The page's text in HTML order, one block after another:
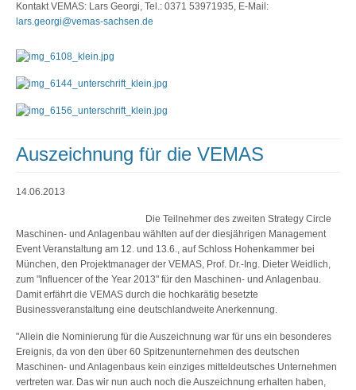
Kontakt VEMAS: Lars Georgi, Tel.: 0371 53971935, E-Mail:
lars.georgi@vemas-sachsen.de
Auszeichnung für die VEMAS
14.06.2013
Management Events
Die Teilnehmer des zweiten Strategy Circle
Maschinen- und Anlagenbau wählten auf der diesjährigen Management
Event Veranstaltung am 12. und 13.6., auf Schloss Hohenkammer bei
München, den Projektmanager der VEMAS, Prof. Dr.-Ing. Dieter Weidlich,
zum "Influencer of the Year 2013" für den Maschinen- und Anlagenbau.
Damit erfährt die VEMAS durch die hochkarätig besetzte
Businessveranstaltung eine deutschlandweite Anerkennung.
"Allein die Nominierung für die Auszeichnung war für uns ein besonderes
Ereignis, da von den über 60 Spitzenunternehmen des deutschen
Maschinen- und Anlagenbaus kein einziges mitteldeutsches Unternehmen
vertreten war. Das wir nun auch noch die Auszeichnung erhalten haben,